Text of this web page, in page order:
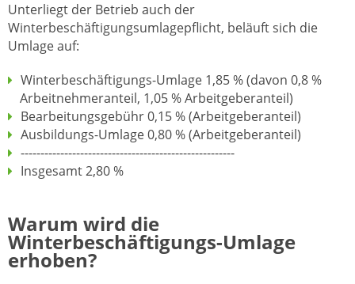
Unterliegt der Betrieb auch der
Winterbeschäftigungsumlagepflicht, beläuft sich die
Umlage auf:
Winterbeschäftigungs-Umlage 1,85 % (davon 0,8 %
Arbeitnehmeranteil, 1,05 % Arbeitgeberanteil)
Bearbeitungsgebühr 0,15 % (Arbeitgeberanteil)
Ausbildungs-Umlage 0,80 % (Arbeitgeberanteil)
------------------------------------------------------
Insgesamt 2,80 %
Warum wird die
Winterbeschäftigungs-Umlage
erhoben?